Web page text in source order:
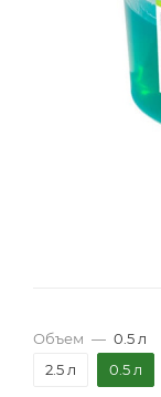
Объем — 0.5 л
2.5 л
0.5 л